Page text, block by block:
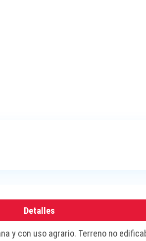
Detalles
y con uso agrario. Terreno no